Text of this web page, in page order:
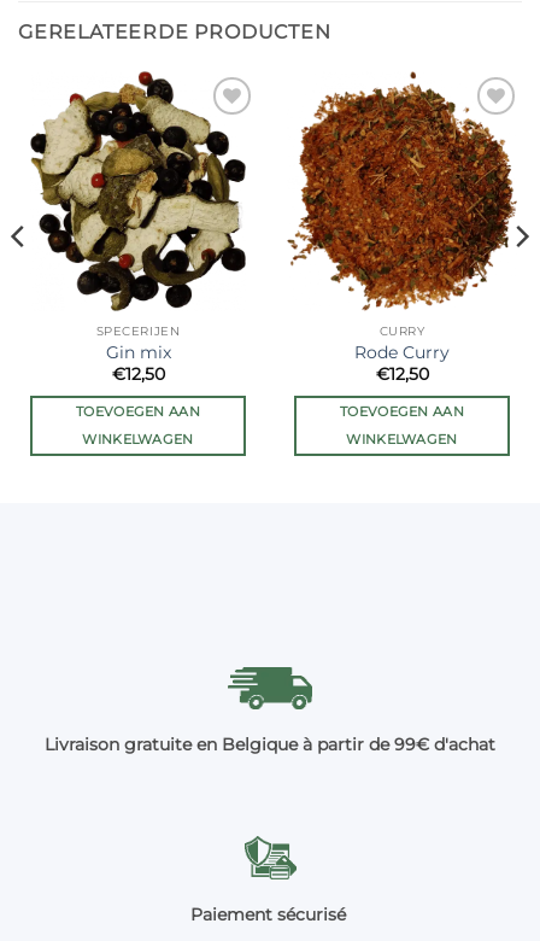
GERELATEERDE PRODUCTEN
Ajouter
à la liste
de
souhaits
SPECERIJEN
Gin mix
€12,50
TOEVOEGEN AAN
WINKELWAGEN
Ajouter
à la liste
de
souhaits
CURRY
Rode Curry
€12,50
TOEVOEGEN AAN
WINKELWAGEN
Livraison gratuite en Belgique à partir de 99€ d'achat
Paiement sécurisé